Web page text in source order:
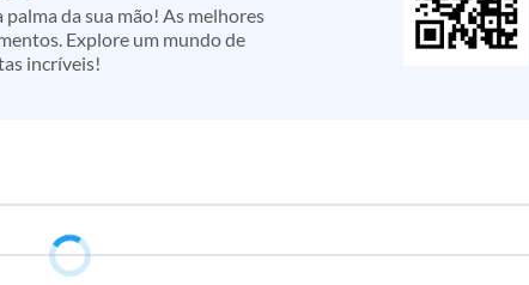
palma da sua mão! As melhores
Explore um mundo de
incríveis!